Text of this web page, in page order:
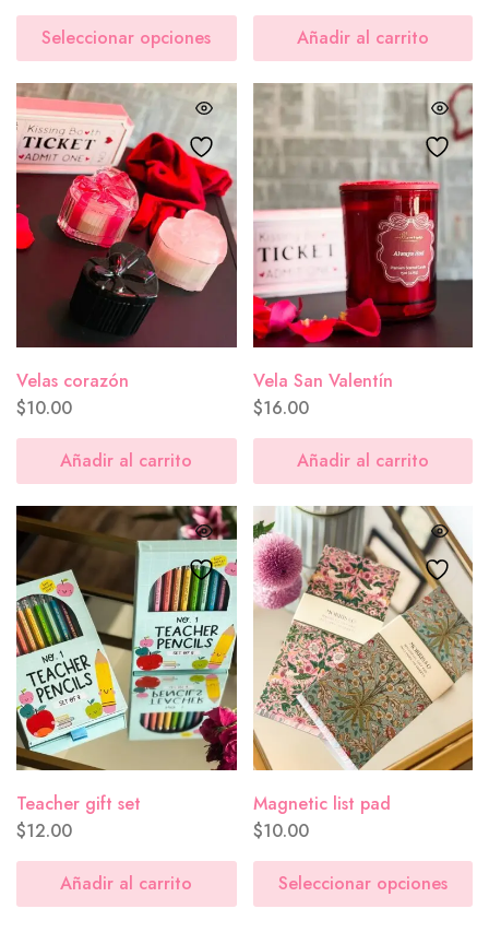
Seleccionar opciones Añadir al carrito
Velas corazón
$10.00
Añadir al carrito
Vela San Valentín
$16.00
Añadir al carrito
Teacher gift set
$12.00
Añadir al carrito
Magnetic list pad
$10.00
Seleccionar opciones